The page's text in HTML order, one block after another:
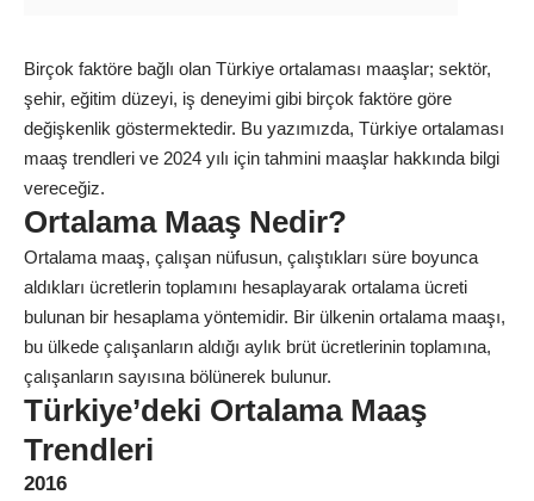
Birçok faktöre bağlı olan Türkiye ortalaması maaşlar; sektör,
şehir, eğitim düzeyi, iş deneyimi gibi birçok faktöre göre
değişkenlik göstermektedir. Bu yazımızda, Türkiye ortalaması
maaş trendleri ve 2024 yılı için tahmini maaşlar hakkında bilgi
vereceğiz.
Ortalama Maaş Nedir?
Ortalama maaş, çalışan nüfusun, çalıştıkları süre boyunca
aldıkları ücretlerin toplamını hesaplayarak ortalama ücreti
bulunan bir hesaplama yöntemidir. Bir ülkenin ortalama maaşı,
bu ülkede çalışanların aldığı aylık brüt ücretlerinin toplamına,
çalışanların sayısına bölünerek bulunur.
Türkiye’deki Ortalama Maaş
Trendleri
2016